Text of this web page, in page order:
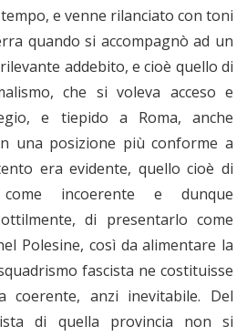
e venne rilanciato con toni
quando si accompagnò ad un
addebito, e cioè quello di
che si voleva acceso e
e tiepido a Roma, anche
una posizione più conforme a
era evidente, quello cioè di
come incoerente e dunque
di presentarlo come
Polesine, così da alimentare la
fascista ne costituisse
coerente, anzi inevitabile. Del
di quella provincia non si